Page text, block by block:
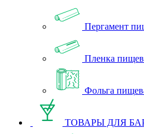
Пергамент
Пленка
Фольга
ТОВАРЫ ДЛЯ